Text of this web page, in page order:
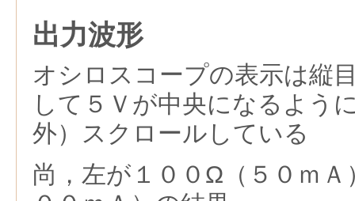
出力波形
オシロスコープの表示は縦
して５Ｖが中央になるよう
外）スクロールしている
尚，左が１００Ω（５０ｍ